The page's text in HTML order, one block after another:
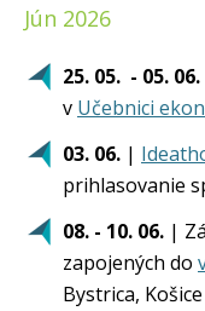
Jún 2026
25. 05. - 05. 06.
v Učebnici
03. 06. |
prihlasovanie
08. - 10. 06. |
zapojených do
Bystrica,